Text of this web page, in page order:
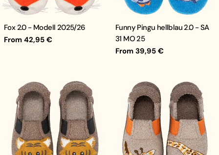
Fox 2.0 - Modell 2025/26
Regular
From 42,95 €
Funny Pingu hellblau 2.0 - SA
31 MO 25
Regular
From 39,95 €